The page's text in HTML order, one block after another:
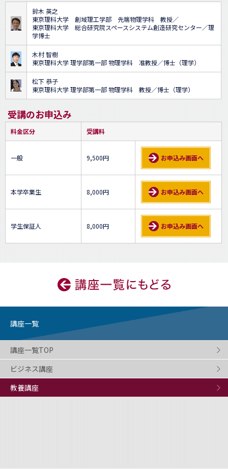
鈴木 英之
東京理科大学 創域理工学部 先端物理学科 教授／
東京理科大学 総合研究院スペースシステム創造研究センター／理
学博士
木村 智樹
東京理科大学 理学部第一部 物理学科 准教授／博士（理学）
松下 恭子
東京理科大学 理学部第一部 物理学科 教授／博士（理学）
受講のお申込み
料金区分 受講料
一般 9,500円 お申込み画面へ
本学卒業生 8,000円 お申込み画面へ
学生保証人 8,000円 お申込み画面へ
講座一覧
講座一覧TOP
ビジネス講座
教養講座